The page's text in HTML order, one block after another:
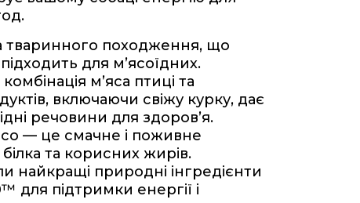
тваринного походження, що
для м’ясоїдних.
м’яса птиці та
включаючи свіжу курку, дає
речовини для здоров’я.
— це смачне і поживне
та корисних жирів.
найкращі природні інгредієнти
для підтримки енергії і